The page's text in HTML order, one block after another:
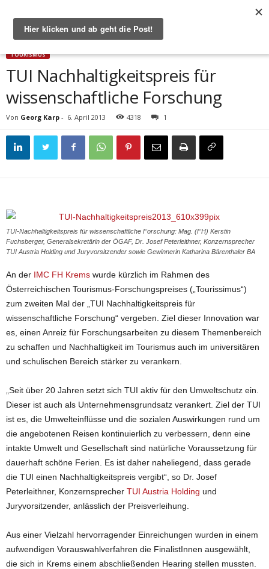
Start Tourismus TUI Nachhaltigkeitspreis für wissenschaftliche Forschung
TOURISMUS
TUI Nachhaltigkeitspreis für
wissenschaftliche Forschung
Von Georg Karp - 6. April 2013 4318 1
TUI-Nachhaltigkeitspreis für wissenschaftliche Forschung: Mag. (FH) Kerstin
Fuchsberger, Generalsekretärin der ÖGAF, Dr. Josef Peterleithner, Konzernsprecher
TUI Austria Holding und Juryvorsitzender sowie Gewinnerin Katharina Bärenthaler BA
An der IMC FH Krems wurde kürzlich im Rahmen des
Österreichischen Tourismus-Forschungspreises („Tourissimus“)
zum zweiten Mal der „TUI Nachhaltigkeitspreis für
wissenschaftliche Forschung“ vergeben. Ziel dieser Innovation war
es, einen Anreiz für Forschungsarbeiten zu diesem Themenbereich
zu schaffen und Nachhaltigkeit im Tourismus auch im universitären
und schulischen Bereich stärker zu verankern.
„Seit über 20 Jahren setzt sich TUI aktiv für den Umweltschutz ein.
Dieser ist auch als Unternehmensgrundsatz verankert. Ziel der TUI
ist es, die Umwelteinflüsse und die sozialen Auswirkungen rund um
die angebotenen Reisen kontinuierlich zu verbessern, denn eine
intakte Umwelt und Gesellschaft sind natürliche Voraussetzung für
dauerhaft schöne Ferien. Es ist daher naheliegend, dass gerade
die TUI einen Nachhaltigkeitspreis vergibt“, so Dr. Josef
Peterleithner, Konzernsprecher TUI Austria Holding und
Juryvorsitzender, anlässlich der Preisverleihung.
Aus einer Vielzahl hervorragender Einreichungen wurden in einem
aufwendigen Vorauswahlverfahren die FinalistInnen ausgewählt,
die sich in Krems einem abschließenden Hearing stellen mussten.